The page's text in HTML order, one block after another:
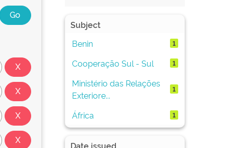
Subject
Benin
1
Cooperação Sul - Sul 1
Ministério das Relações
Exteriore...
1
África 1
Date issued